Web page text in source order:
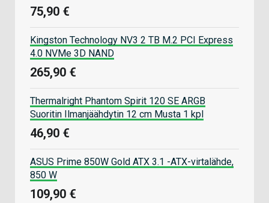
75,90 €
Kingston Technology NV3 2 TB M.2 PCI Express
4.0 NVMe 3D NAND
265,90 €
Thermalright Phantom Spirit 120 SE ARGB
Suoritin Ilmanjäähdytin 12 cm Musta 1 kpl
46,90 €
ASUS Prime 850W Gold ATX 3.1 -ATX-virtalähde,
850 W
109,90 €